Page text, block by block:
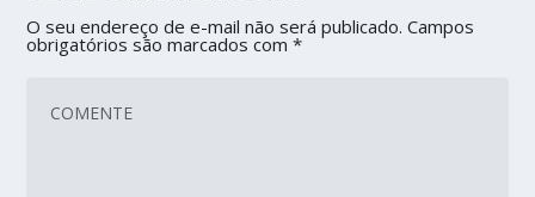
O seu endereço de e-mail não será publicado. Campos
obrigatórios são marcados com*